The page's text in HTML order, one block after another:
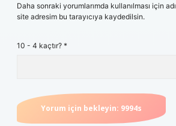
Daha sonraki yorumlarımda kullanılması için
site adresim bu tarayıcıya kaydedilsin.
10 - 4 kaçtır? *